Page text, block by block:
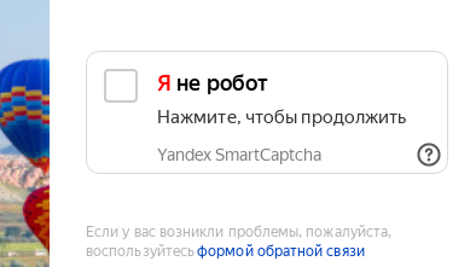
Я не робот
Нажмите, чтобы продолжить
Yandex SmartCaptcha
Если у вас возникли проблемы, пожалуйста,
воспользуйтесьформой обратной связи